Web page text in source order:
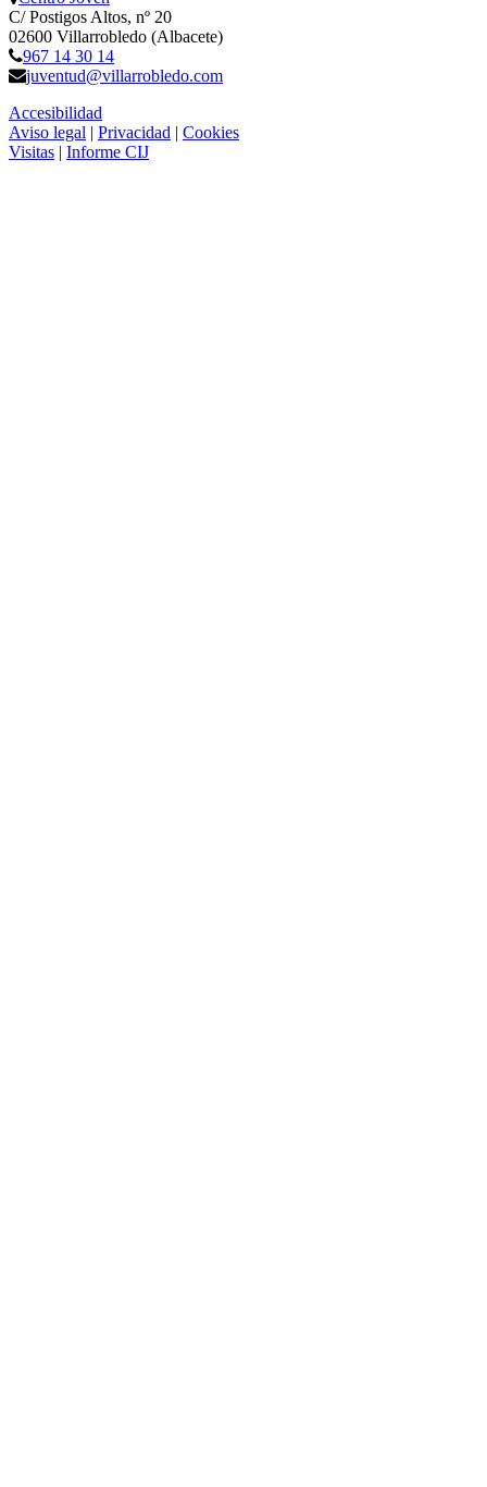
C/ Postigos Altos, nº 20
02600 Villarrobledo (Albacete)
967 14 30 14
juventud@villarrobledo.com
Accesibilidad
Aviso legal | Privacidad | Cookies
Visitas | Informe CIJ